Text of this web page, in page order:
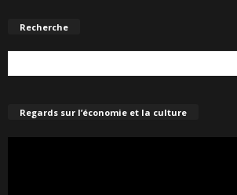
Recherche
Regards sur l’économie et la culture